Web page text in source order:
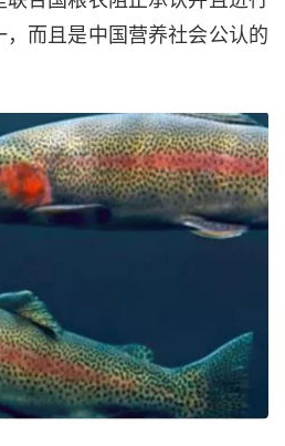
而且是中国营养社会公认的